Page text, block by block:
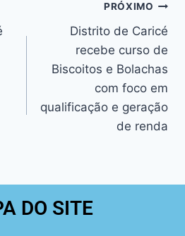
PRÓXIMO
Distrito de Caricé
recebe curso de
Biscoitos e Bolachas
com foco em
qualificação e geração
de renda
DO SITE